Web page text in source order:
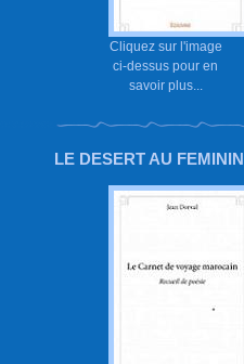
Cliquez sur l'image
ci-dessus pour en
savoir plus...
LE DESERT AU FEMININ